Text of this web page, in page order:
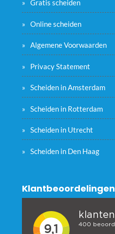
Gratis scheiden
Online scheiden
Algemene Voorwaarden
Privacy Statement
Scheiden in Amsterdam
Scheiden in Rotterdam
Scheiden in Utrecht
Scheiden in Den Haag
Klantbeoordelingen